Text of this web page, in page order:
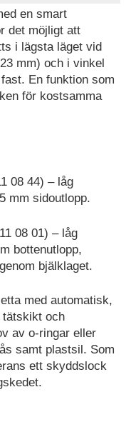
en smart
det möjligt att
i lägsta läget vid
mm) och i vinkel
En funktion som
för kostsamma
08 44) – låg
mm sidoutlopp.
08 01) – låg
bottenutlopp,
bjälklaget.
med automatisk,
tätskikt och
av o-ringar eller
samt plastsil. Som
ett skyddslock